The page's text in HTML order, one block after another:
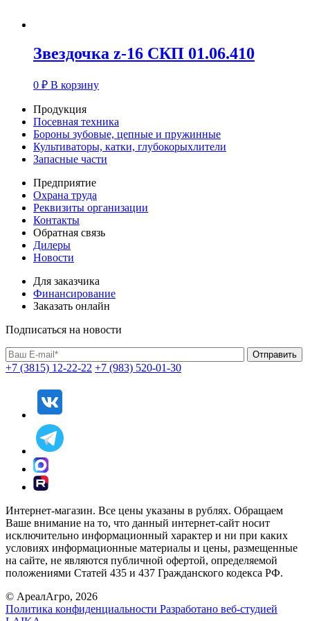
Звездочка z-16 СКП 01.06.410
0 ₽ В корзину
Продукция
Посевная техника
Бороны зубовые, цепные и пружинные
Культиваторы, катки, глубокорыхлители
Запасные части
Предприятие
Охрана труда
Реквизиты организации
Контакты
Обратная связь
Дилеры
Новости
Для заказчика
Финансирование
Заказать онлайн
Подписаться на новости
+7 (3815) 12-22-22 +7 (983) 520-01-30
Интернет-магазин. Все цены указаны в рублях. Обращаем
Ваше внимание на то, что данный интернет-сайт носит
исключительно информационный характер и ни при каких
условиях информационные материалы и цены, размещенные
на сайте, не являются публичной офертой, определяемой
положениями Статей 435 и 437 Гражданского кодекса РФ.
© АреалАгро, 2026
Политика конфиденциальности Разработано веб-студией